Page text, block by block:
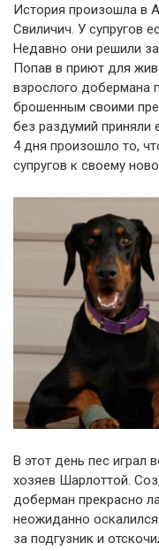
История произошла в
Свиличич. У супругов
Недавно они решили
Попав в приют для
взрослого добермана
брошенным своими
без раздумий приняли
4 дня произошло то,
супругов к своему
В этот день пес играл
хозяев Шарлоттой.
доберман прекрасно
неожиданно
за подгузник и